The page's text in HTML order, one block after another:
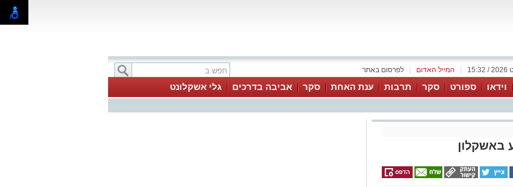
לפרסום באתר המייל האדום
וידאו ספורט סקר תרבות ענת האחת סקר אביבה בדרכים גלי אשקלונט